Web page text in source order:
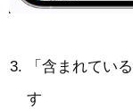
「含まれてい
す